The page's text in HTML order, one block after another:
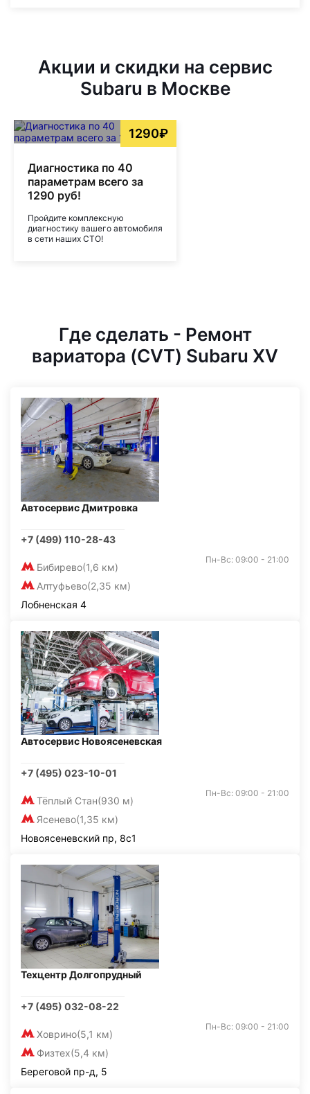
Акции и скидки на сервис
Subaru в Москве
1290₽
Диагностика по 40
параметрам всего за
1290 руб!
Пройдите комплексную
диагностику вашего автомобиля
в сети наших СТО!
Где сделать - Ремонт
вариатора (CVT) Subaru XV
Автосервис Дмитровка
+7 (499) 110-28-43
Бибирево(1,6 км)
Алтуфьево(2,35 км)
Пн-Вс: 09:00 - 21:00
Лобненская 4
Автосервис Новоясеневская
+7 (495) 023-10-01
Тёплый Стан(930 м)
Ясенево(1,35 км)
Пн-Вс: 09:00 - 21:00
Новоясеневский пр, 8с1
Техцентр Долгопрудный
+7 (495) 032-08-22
Ховрино(5,1 км)
Физтех(5,4 км)
Пн-Вс: 09:00 - 21:00
Береговой пр-д, 5